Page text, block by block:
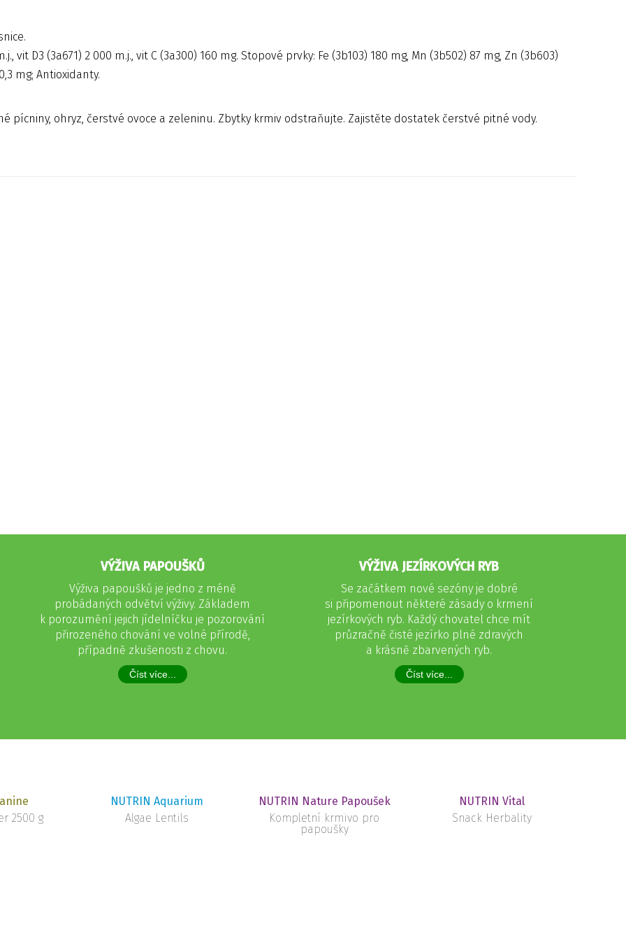
vit D3 (3a671) 2 000 m.j., vit C (3a300) 160 mg. Stopové prvky: Fe (3b103) 180 mg, Mn (3b502) 87 mg, Zn (3b603)
mg; Antioxidanty.
pícniny, ohryz, čerstvé ovoce a zeleninu. Zbytky krmiv odstraňujte. Zajistěte dostatek čerstvé pitné vody.
VÝŽIVA PAPOUŠKŮ
Výživa papoušků je jedno z méně
probádaných odvětví výživy. Základem
k porozumění jejich jídelníčku je pozorování
přirozeného chování ve volné přírodě,
případně zkušenosti z chovu.
Číst více...
VÝŽIVA JEZÍRKOVÝCH RYB
Se začátkem nové sezóny je dobré
si připomenout některé zásady o krmení
jezírkových ryb. Každý chovatel chce mít
průzračně čisté jezírko plné zdravých
a krásně zbarvených ryb.
Číst více...
2500 g
NUTRIN Aquarium
Algae Lentils
NUTRIN Nature Papoušek
Kompletní krmivo pro
papoušky
NUTRIN Vital
Snack Herbality